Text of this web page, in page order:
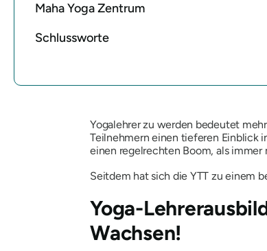
Maha Yoga Zentrum
Schlussworte
Yogalehrer zu werden bedeutet
Teilnehmern einen tieferen Einblick
einen regelrechten Boom, als immer
Seitdem hat sich die YTT zu einem
Yoga-
Wachsen!